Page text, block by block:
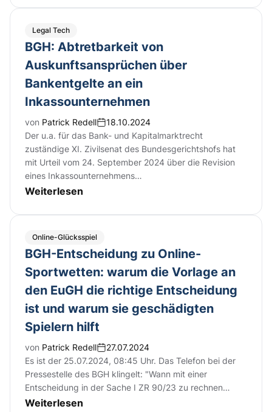
Legal Tech
BGH: Abtretbarkeit von
Auskunftsansprüchen über
Bankentgelte an ein
Inkassounternehmen
von Patrick Redell
18.10.2024
Der u.a. für das Bank- und Kapitalmarktrecht
zuständige XI. Zivilsenat des Bundesgerichtshofs hat
mit Urteil vom 24. September 2024 über die Revision
eines Inkassounternehmens…
Weiterlesen
Online-Glücksspiel
BGH-Entscheidung zu Online-
Sportwetten: warum die Vorlage an
den EuGH die richtige Entscheidung
ist und warum sie geschädigten
Spielern hilft
von Patrick Redell
27.07.2024
Es ist der 25.07.2024, 08:45 Uhr. Das Telefon bei der
Pressestelle des BGH klingelt: "Wann mit einer
Entscheidung in der Sache I ZR 90/23 zu rechnen…
Weiterlesen